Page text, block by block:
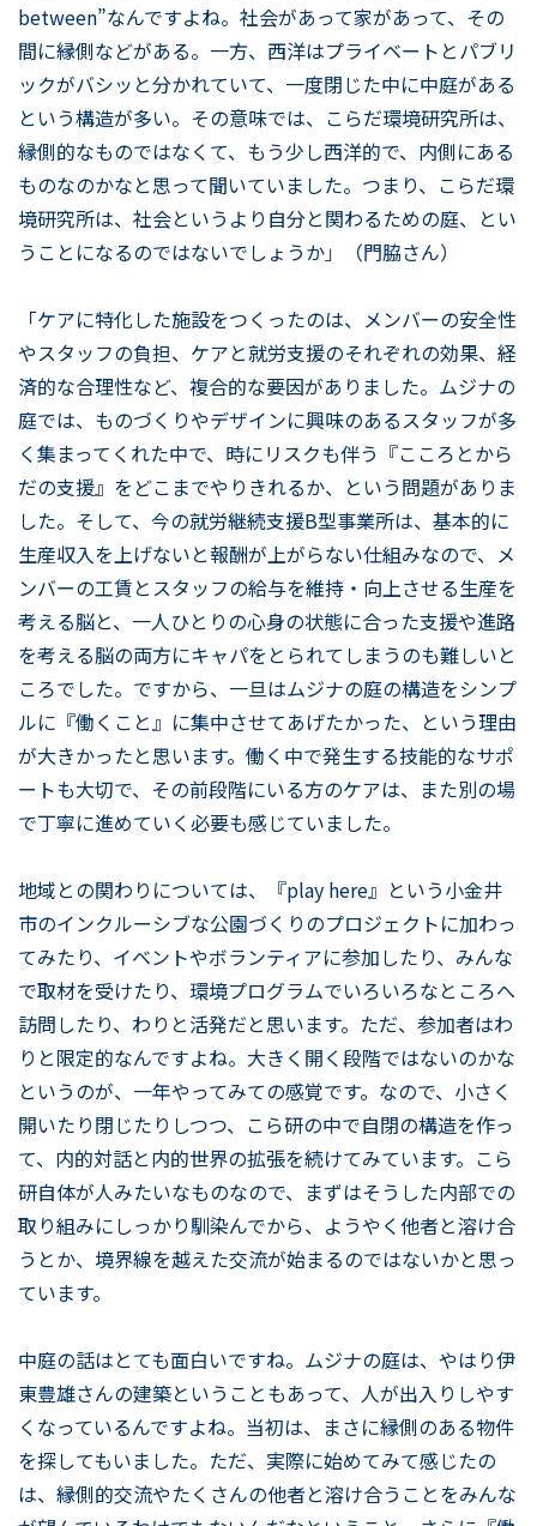
between”なんですよね。社会があって家があって、その
間に縁側などがある。一方、西洋はプライベートとパブリ
ックがバシッと分かれていて、一度閉じた中に中庭がある
という構造が多い。その意味では、こらだ環境研究所は、
縁側的なものではなくて、もう少し西洋的で、内側にある
ものなのかなと思って聞いていました。つまり、こらだ環
境研究所は、社会というより自分と関わるための庭、とい
うことになるのではないでしょうか」 （門脇さん）
「ケアに特化した施設をつくったのは、メンバーの安全性
やスタッフの負担、ケアと就労支援のそれぞれの効果、経
済的な合理性など、複合的な要因がありました。ムジナの
庭では、ものづくりやデザインに興味のあるスタッフが多
く集まってくれた中で、時にリスクも伴う『こころとから
だの支援』をどこまでやりきれるか、という問題がありま
した。そして、今の就労継続支援B型事業所は、基本的に
生産収入を上げないと報酬が上がらない仕組みなので、メ
ンバーの工賃とスタッフの給与を維持・向上させる生産を
考える脳と、一人ひとりの心身の状態に合った支援や進路
を考える脳の両方にキャパをとられてしまうのも難しいと
ころでした。ですから、一旦はムジナの庭の構造をシンプ
ルに『働くこと』に集中させてあげたかった、という理由
が大きかったと思います。働く中で発生する技能的なサポ
ートも大切で、その前段階にいる方のケアは、また別の場
で丁寧に進めていく必要も感じていました。
地域との関わりについては、『play here』という小金井
市のインクルーシブな公園づくりのプロジェクトに加わっ
てみたり、イベントやボランティアに参加したり、みんな
で取材を受けたり、環境プログラムでいろいろなところへ
訪問したり、わりと活発だと思います。ただ、参加者はわ
りと限定的なんですよね。大きく開く段階ではないのかな
というのが、一年やってみての感覚です。なので、小さく
開いたり閉じたりしつつ、こら研の中で自閉の構造を作っ
て、内的対話と内的世界の拡張を続けてみています。こら
研自体が人みたいなものなので、まずはそうした内部での
取り組みにしっかり馴染んでから、ようやく他者と溶け合
うとか、境界線を越えた交流が始まるのではないかと思っ
ています。
中庭の話はとても面白いですね。ムジナの庭は、やはり伊
東豊雄さんの建築ということもあって、人が出入りしやす
くなっているんですよね。当初は、まさに縁側のある物件
を探してもいました。ただ、実際に始めてみて感じたの
は、縁側的交流やたくさんの他者と溶け合うことをみんな